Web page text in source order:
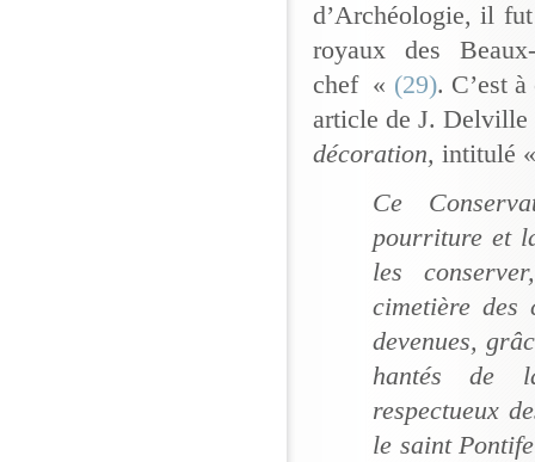
d’Archéologie, il
royaux des
chef « (29). C’est
article de J. Delville
décoration, intitulé
Ce
pourriture et
les
cimetière des
devenues,
hantés de
respectueux
le saint